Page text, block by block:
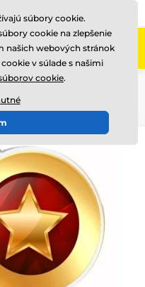
+421220255160
súbory cookie.
cookie na zlepšenie
našich webových stránok
v súlade s našimi
cookie.